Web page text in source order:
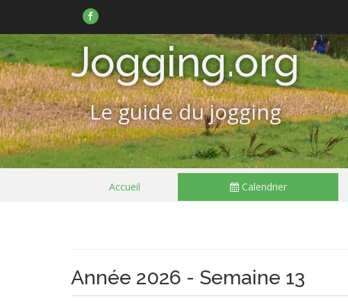
Facebook
Jogging.org
Le guide du jogging
Accueil Calendrier
Année 2026 - Semaine 13